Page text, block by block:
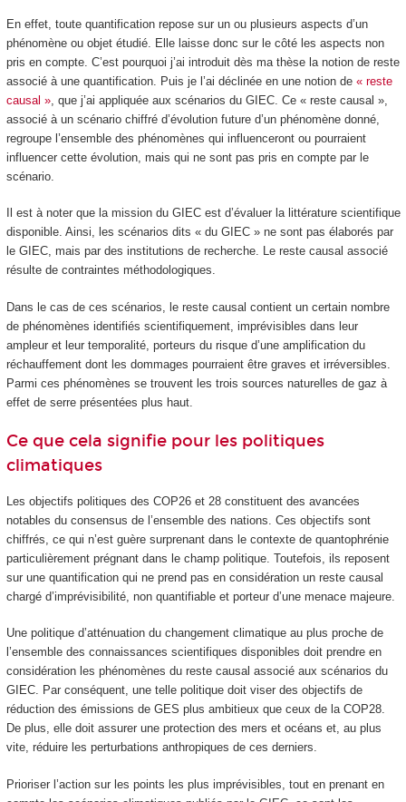
En effet, toute quantification repose sur un ou plusieurs aspects d’un
phénomène ou objet étudié. Elle laisse donc sur le côté les aspects non
pris en compte. C’est pourquoi j’ai introduit dès ma thèse la notion de reste
associé à une quantification. Puis je l’ai déclinée en une notion de « reste
causal », que j’ai appliquée aux scénarios du GIEC. Ce « reste causal »,
associé à un scénario chiffré d’évolution future d’un phénomène donné,
regroupe l’ensemble des phénomènes qui influenceront ou pourraient
influencer cette évolution, mais qui ne sont pas pris en compte par le
scénario.
Il est à noter que la mission du GIEC est d’évaluer la littérature scientifique
disponible. Ainsi, les scénarios dits « du GIEC » ne sont pas élaborés par
le GIEC, mais par des institutions de recherche. Le reste causal associé
résulte de contraintes méthodologiques.
Dans le cas de ces scénarios, le reste causal contient un certain nombre
de phénomènes identifiés scientifiquement, imprévisibles dans leur
ampleur et leur temporalité, porteurs du risque d’une amplification du
réchauffement dont les dommages pourraient être graves et irréversibles.
Parmi ces phénomènes se trouvent les trois sources naturelles de gaz à
effet de serre présentées plus haut.
Ce que cela signifie pour les politiques
climatiques
Les objectifs politiques des COP26 et 28 constituent des avancées
notables du consensus de l’ensemble des nations. Ces objectifs sont
chiffrés, ce qui n’est guère surprenant dans le contexte de quantophrénie
particulièrement prégnant dans le champ politique. Toutefois, ils reposent
sur une quantification qui ne prend pas en considération un reste causal
chargé d’imprévisibilité, non quantifiable et porteur d’une menace majeure.
Une politique d’atténuation du changement climatique au plus proche de
l’ensemble des connaissances scientifiques disponibles doit prendre en
considération les phénomènes du reste causal associé aux scénarios du
GIEC. Par conséquent, une telle politique doit viser des objectifs de
réduction des émissions de GES plus ambitieux que ceux de la COP28.
De plus, elle doit assurer une protection des mers et océans et, au plus
vite, réduire les perturbations anthropiques de ces derniers.
Prioriser l’action sur les points les plus imprévisibles, tout en prenant en